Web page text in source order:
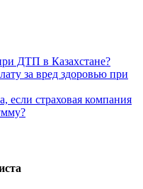
ДТП в Казахстане?
за вред здоровью при
если страховая компания